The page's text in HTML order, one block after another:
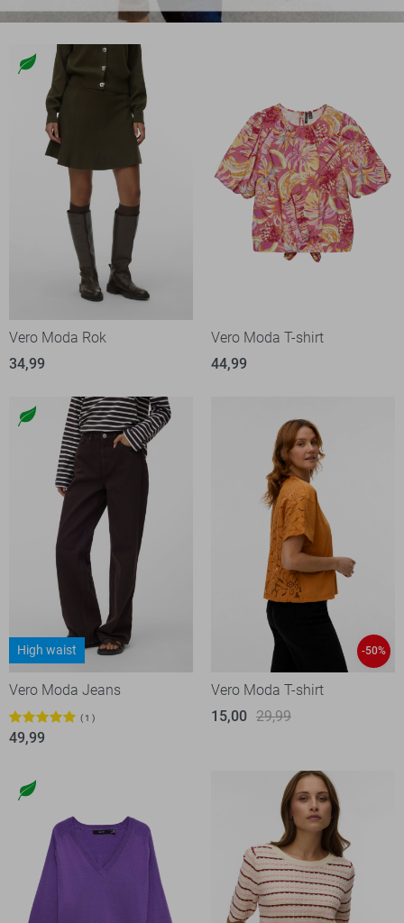
Vero Moda Rok
34,99
Vero Moda T-shirt
44,99
High waist
Vero Moda Jeans
1
49,99
-50%
Vero Moda T-shirt
15,00 29,99